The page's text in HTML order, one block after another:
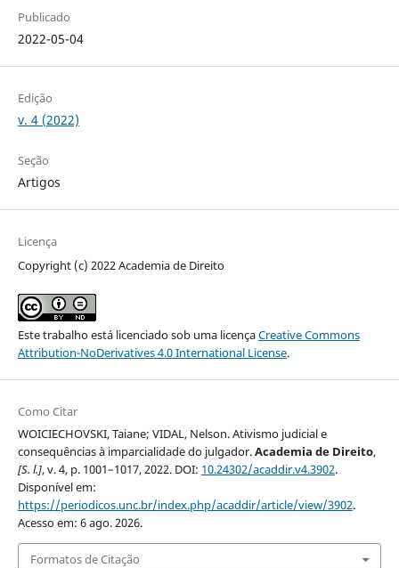
Publicado
2022-05-04
Edição
v. 4 (2022)
Seção
Artigos
Licença
Copyright (c) 2022 Academia de Direito
Este trabalho está licenciado sob uma licençaCreative Commons
Attribution-NoDerivatives 4.0 International License.
Como Citar
WOICIECHOVSKI, Taiane; VIDAL, Nelson. Ativismo judicial e
consequências à imparcialidade do julgador.Academia de Direito,
[S. l.], v. 4, p. 1001–1017, 2022. DOI: 10.24302/acaddir.v4.3902.
Disponível em:
https://periodicos.unc.br/index.php/acaddir/article/view/3902.
Acesso em: 6 ago. 2026.
Formatos de Citação